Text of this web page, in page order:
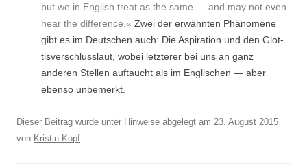
but we in Eng­lish treat as the same — and may not even
hear the dif­fer­ence.« Zwei der erwäh­n­ten Phänomene
gibt es im Deutschen auch: Die Aspi­ra­tion und den Glot­
tisver­schlus­slaut, wobei let­zter­er bei uns an ganz
anderen Stellen auf­taucht als im Englis­chen — aber
eben­so unbemerkt.
Dieser Beitrag wurde unter Hinweise abgelegt am 23. August 2015
von Kristin Kopf